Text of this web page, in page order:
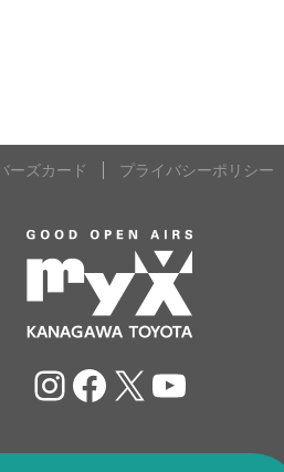
ーズカード プライバシーポリシー
Instagram
Facebook
X YouTube